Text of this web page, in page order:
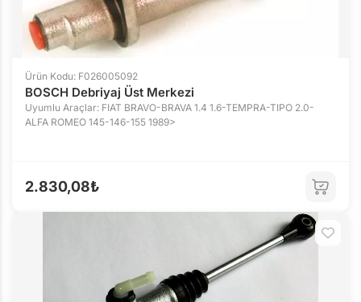
Ürün Kodu: F026005092
BOSCH Debriyaj Üst Merkezi
Uyumlu Araçlar: FIAT BRAVO-BRAVA 1.4 1.6-TEMPRA-TIPO 2.0-
ALFA ROMEO 145-146-155 1989>
2.830,08₺